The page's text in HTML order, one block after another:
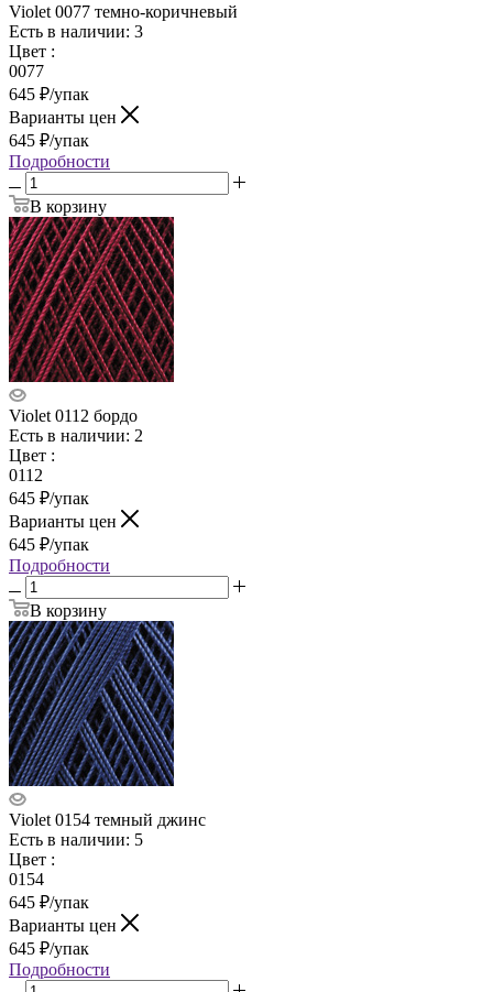
Violet 0077 темно-коричневый
Есть в наличии: 3
Цвет :
0077
645 ₽/упак
Варианты цен
645 ₽/упак
Подробности
В корзину
Violet 0112 бордо
Есть в наличии: 2
Цвет :
0112
645 ₽/упак
Варианты цен
645 ₽/упак
Подробности
В корзину
Violet 0154 темный джинс
Есть в наличии: 5
Цвет :
0154
645 ₽/упак
Варианты цен
645 ₽/упак
Подробности